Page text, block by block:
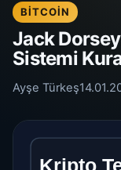
BITCOIN
Jack
Sistemi
Ayşe Türkeş